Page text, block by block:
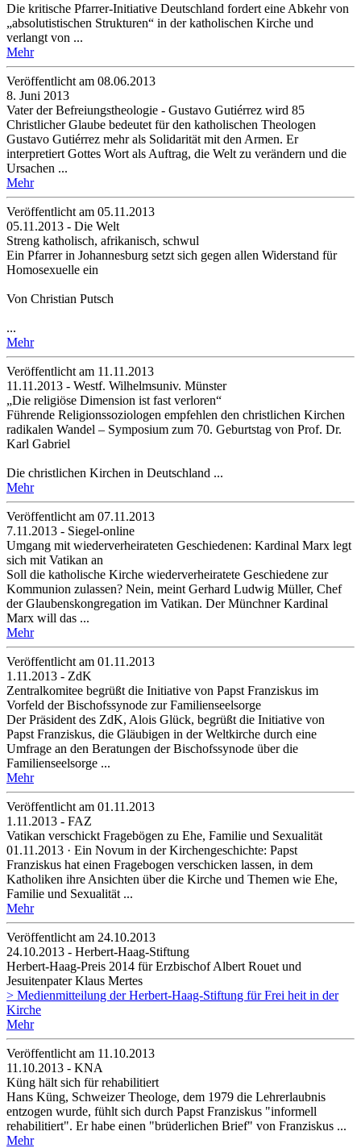
Die kritische Pfarrer-Initiative Deutschland fordert eine Abkehr von
„absolutistischen Strukturen“ in der katholischen Kirche und
verlangt von ...
Mehr
Veröffentlicht am 08­.06.2013
8. Juni 2013
Vater der Befreiungstheologie - Gustavo Gutiérrez wird 85
Christlicher Glaube bedeutet für den katholischen Theologen
Gustavo Gutiérrez mehr als Solidarität mit den Armen. Er
interpretiert Gottes Wort als Auftrag, die Welt zu verändern und die
Ursachen ...
Mehr
Veröffentlicht am 05­.11.2013
05.11.2013 - Die Welt
Streng katholisch, afrikanisch, schwul
Ein Pfarrer in Johannesburg setzt sich gegen allen Widerstand für
Homosexuelle ein
Von Christian Putsch
...
Mehr
Veröffentlicht am 11­.11.2013
11.11.2013 - Westf. Wilhelmsuniv. Münster
„Die religiöse Dimension ist fast verloren“
Führende Religionssoziologen empfehlen den christlichen Kirchen
radikalen Wandel – Symposium zum 70. Geburtstag von Prof. Dr.
Karl Gabriel
Die christlichen Kirchen in Deutschland ...
Mehr
Veröffentlicht am 07­.11.2013
7.11.2013 - Siegel-online
Umgang mit wiederverheirateten Geschiedenen: Kardinal Marx legt
sich mit Vatikan an
Soll die katholische Kirche wiederverheiratete Geschiedene zur
Kommunion zulassen? Nein, meint Gerhard Ludwig Müller, Chef
der Glaubenskongregation im Vatikan. Der Münchner Kardinal
Marx will das ...
Mehr
Veröffentlicht am 01­.11.2013
1.11.2013 - ZdK
Zentralkomitee begrüßt die Initiative von Papst Franziskus im
Vorfeld der Bischofssynode zur Familienseelsorge
Der Präsident des ZdK, Alois Glück, begrüßt die Initiative von
Papst Franziskus, die Gläubigen in der Weltkirche durch eine
Umfrage an den Beratungen der Bischofssynode über die
Familienseelsorge ...
Mehr
Veröffentlicht am 01­.11.2013
1.11.2013 - FAZ
Vatikan verschickt Fragebögen zu Ehe, Familie und Sexualität
01.11.2013 · Ein Novum in der Kirchengeschichte: Papst
Franziskus hat einen Fragebogen verschicken lassen, in dem
Katholiken ihre Ansichten über die Kirche und Themen wie Ehe,
Familie und Sexualität ...
Mehr
Veröffentlicht am 24­.10.2013
24.10.2013 - Herbert-Haag-Stiftung
Herbert-Haag-Preis 2014 für Erzbischof Albert Rouet und
Jesuitenpater Klaus Mertes
> Medienmitteilung der Herbert-Haag-Stiftung für Frei heit in der
Kirche
Mehr
Veröffentlicht am 11­.10.2013
11.10.2013 - KNA
Küng hält sich für rehabilitiert
Hans Küng, Schweizer Theologe, dem 1979 die Lehrerlaubnis
entzogen wurde, fühlt sich durch Papst Franziskus "informell
rehabilitiert". Er habe einen "brüderlichen Brief" von Franziskus ...
Mehr